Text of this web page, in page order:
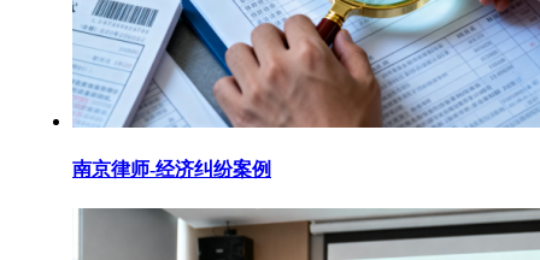
南京律师-经济纠纷案例